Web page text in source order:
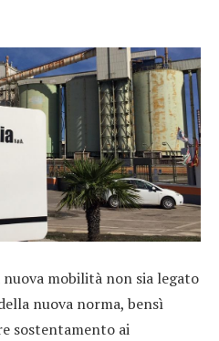
mobilità non sia legato
nuova norma, bensì
sostentamento ai